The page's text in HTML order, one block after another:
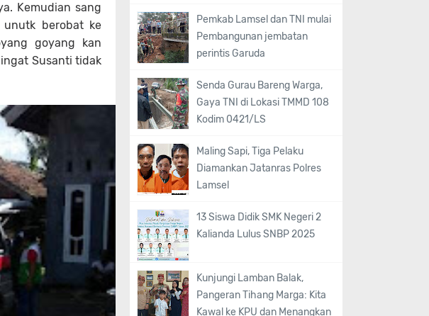
Kemudian sang
unutk berobat ke
goyang kan
Susanti tidak
Pemkab Lamsel dan TNI mulai
Pembangunan jembatan
perintis Garuda
Senda Gurau Bareng Warga,
Gaya TNI di Lokasi TMMD 108
Kodim 0421/LS
Maling Sapi, Tiga Pelaku
Diamankan Jatanras Polres
Lamsel
13 Siswa Didik SMK Negeri 2
Kalianda Lulus SNBP 2025
Kunjungi Lamban Balak,
Pangeran Tihang Marga: Kita
Kawal ke KPU dan Menangkan